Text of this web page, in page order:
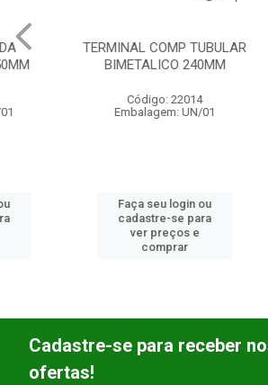
TERMINAL COMP TUBULAR
BIMETALICO 240MM
Código: 22014
Embalagem: UN/01
Faça seu login ou
cadastre-se para
ver preços e
Cadastre-se para receber
ofertas!